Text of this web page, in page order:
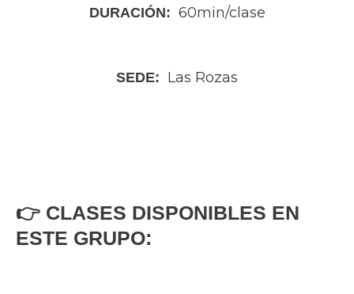
DURACIÓN: 60min/clase
SEDE: Las Rozas
👉 CLASES DISPONIBLES EN
ESTE GRUPO: